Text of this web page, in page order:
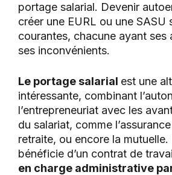
portage salarial. Devenir
créer une EURL ou une
courantes, chacune ayant ses
ses inconvénients.
Le portage salarial est une
intéressante, combinant
l’entrepreneuriat avec les
du salariat, comme
retraite, ou encore la
bénéficie d’un contrat de
en charge administrative